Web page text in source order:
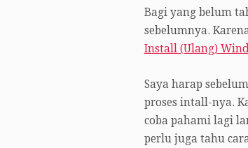
Bagi yang belum
sebelumnya.
Install (Ulang)
Saya harap
proses intall-nya.
coba pahami lagi
perlu juga tahu